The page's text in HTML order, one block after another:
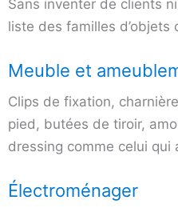
Sans inventer de clients
liste des familles d’objets
Meuble et
Clips de fixation,
pied, butées de tiroir,
dressing comme celui
Électroménager